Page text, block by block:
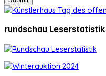
rundschau Leserstatistik